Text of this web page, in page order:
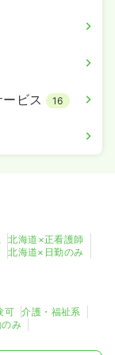
ビス 16
北海道×正看護師
北海道×日勤のみ
可
介護・福祉系
のみ